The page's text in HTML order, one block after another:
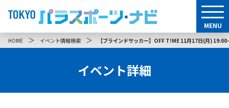
MENU
HOME ＞ イベント情報検索 ＞ 【ブラインドサッカー】OFF T!ME 11月17日(月)
イベント詳細